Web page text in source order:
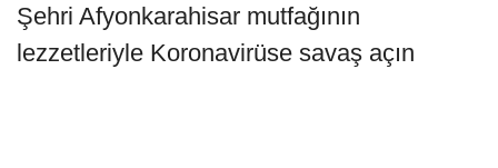
Şehri Afyonkarahisar mutfağının
lezzetleriyle Koronavirüse savaş açın